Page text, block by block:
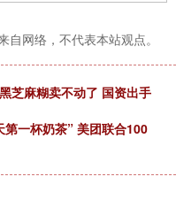
自网络，不代表本站观点。
芝麻糊卖不动了 国资出手
一杯奶茶” 美团联合100